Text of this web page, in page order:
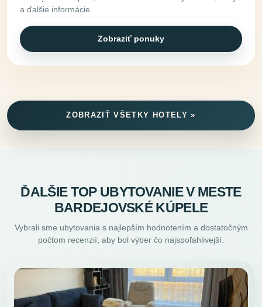
a ďalšie informácie.
Zobraziť ponuky
ZOBRAZIŤ VŠETKY HOTELY »
ĎALŠIE TOP UBYTOVANIE V MESTE
BARDEJOVSKÉ KÚPELE
Vybrali sme ubytovania s najlepším hodnotením a dostatočným
počtom recenzií, aby bol výber čo najspoľahlivejší.